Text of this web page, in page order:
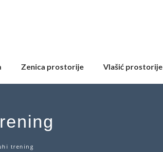
Zenica prostorije Vlašić prostorije
trening